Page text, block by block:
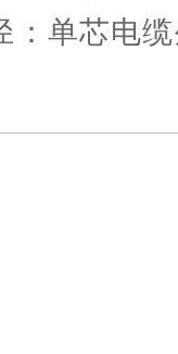
：单芯电